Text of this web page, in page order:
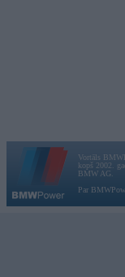
Vortāls
kopš 2002.
BMW AG.
Par